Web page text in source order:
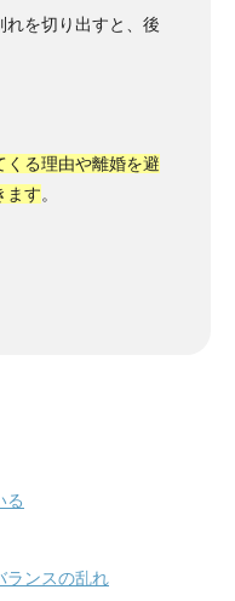
れを切り出すと、後
くる理由や離婚を避
ます。
る
ランスの乱れ